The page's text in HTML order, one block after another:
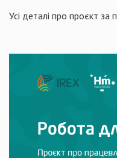
Усі деталі про проєкт за